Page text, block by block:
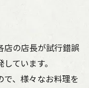
店の店長が試行錯誤
ています。
、様々なお料理を